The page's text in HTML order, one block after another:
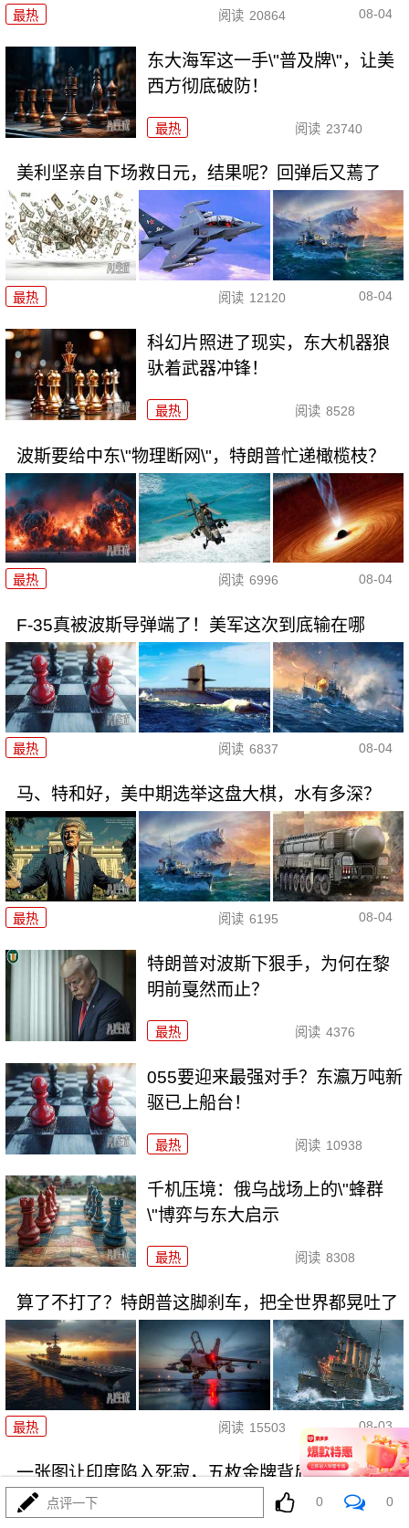
最热 阅读 20864 08-04
东大海军这一手\"普及牌\"，让美
西方彻底破防！
最热 阅读 23740
美利坚亲自下场救日元，结果呢？回弹后又蔫了
最热 阅读 12120 08-04
科幻片照进了现实，东大机器狼
驮着武器冲锋！
最热 阅读 8528
波斯要给中东\"物理断网\"，特朗普忙递橄榄枝？
最热 阅读 6996 08-04
F-35真被波斯导弹端了！美军这次到底输在哪
最热 阅读 6837 08-04
马、特和好，美中期选举这盘大棋，水有多深？
最热 阅读 6195 08-04
特朗普对波斯下狠手，为何在黎
明前戛然而止？
最热 阅读 4376
055要迎来最强对手？东瀛万吨新
驱已上船台！
最热 阅读 10938
千机压境：俄乌战场上的\"蜂群
\"博弈与东大启示
最热 阅读 8308
算了不打了？特朗普这脚刹车，把全世界都晃吐了
最热 阅读 15503 08-03
一张图让印度陷入死寂，五枚金牌背后的终极真相
点评一下 0 0